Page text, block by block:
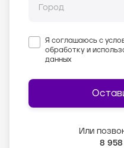
Я соглашаюсь с
обработку и
данных
Или
8 958